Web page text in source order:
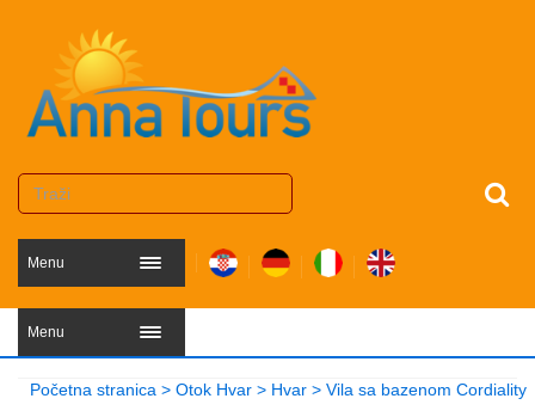
Menu
Menu
Početna stranica > Otok Hvar > Hvar > Vila sa bazenom Cordiality